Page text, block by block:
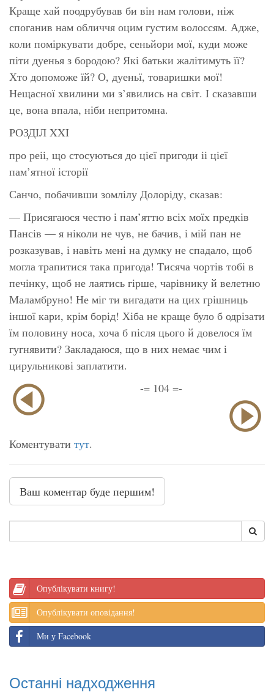
Краще хай поодрубував би він нам голови, ніж
споганив нам обличчя оцим густим волоссям. Адже,
коли поміркувати добре, сеньйори мої, куди може
піти дуенья з бородою? Які батьки жалітимуть її?
Хто допоможе їй? О, дуеньї, товаришки мої!
Нещасної хвилини ми з’явились на світ. І сказавши
це, вона впала, ніби непритомна.
РОЗДІЛ XXI
про реіі, що стосуються до цієї пригоди іі цієї
пам’ятної історії
Санчо, побачивши зомлілу Долоріду, сказав:
— Присягаюся честю і пам’яттю всіх моїх предків
Пансів — я ніколи не чув, не бачив, і мій пан не
розказував, і навіть мені на думку не спадало, щоб
могла трапитися така пригода! Тисяча чортів тобі в
печінку, щоб не лаятись гірше, чарівнику й велетню
Маламбруно! Не міг ти вигадати на цих грішниць
іншої кари, крім борід! Хіба не краще було б одрізати
їм половину носа, хоча б після цього й довелося їм
гугнявити? Закладаюся, що в них немає чим і
цирульникові заплатити.
-= 104 =-
Коментувати тут.
Ваш коментар буде першим!
Опублікувати книгу!
Опублікувати оповідання!
Ми у Facebook
Останні надходження